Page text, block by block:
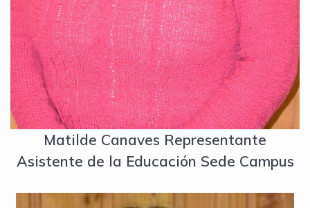
Matilde Canaves Representante
Asistente de la Educación Sede Campus